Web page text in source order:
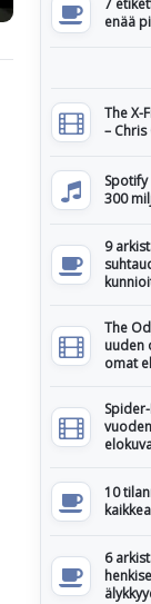
7
enää
The X-
–
300
9
The
uuden
omat
10
6